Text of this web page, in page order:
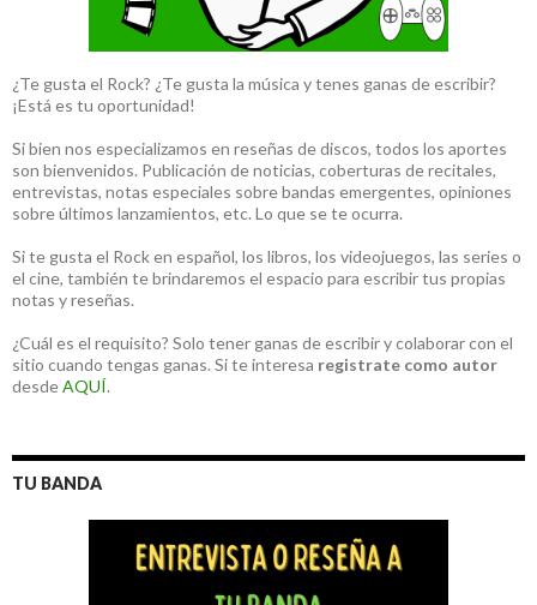
¿Te gusta el Rock? ¿Te gusta la música y tenes ganas de escribir?
¡Está es tu oportunidad!
Si bien nos especializamos en reseñas de discos, todos los aportes
son bienvenidos. Publicación de noticias, coberturas de recitales,
entrevistas, notas especiales sobre bandas emergentes, opiniones
sobre últimos lanzamientos, etc. Lo que se te ocurra.
Si te gusta el Rock en español, los libros, los videojuegos, las series o
el cine, también te brindaremos el espacio para escribir tus propias
notas y reseñas.
¿Cuál es el requisito? Solo tener ganas de escribir y colaborar con el
sitio cuando tengas ganas. Si te interesa registrate como autor
desdeAQUÍ.
TU BANDA